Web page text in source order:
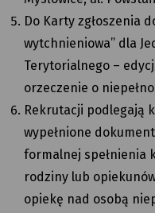
Do Karty zgłoszenia
wytchnieniowa” dla
Terytorialnego –
orzeczenie o
Rekrutacji podlegają
wypełnione
formalnej spełnienia
rodziny lub
opiekę nad osobą